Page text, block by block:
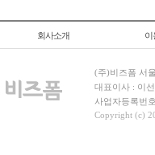
회사소개 이
(주)비즈폼 서
대표이사 : 이
사업자등록번
Copyright (c)